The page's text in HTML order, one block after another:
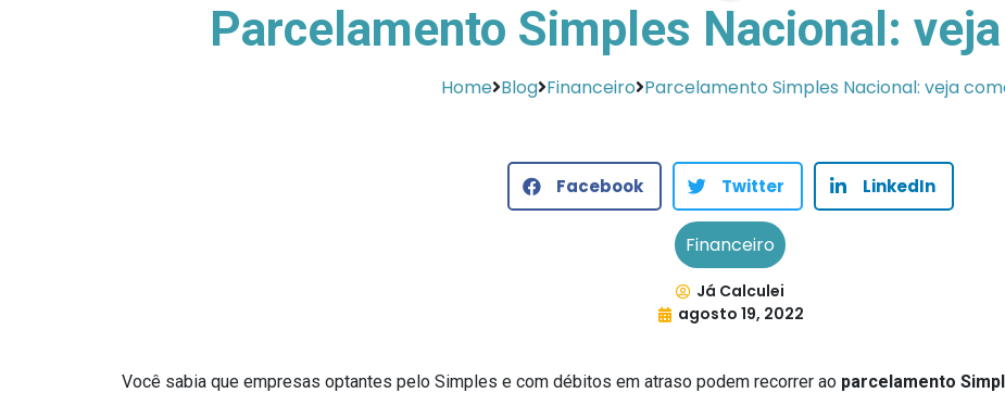
Parcelamento Simples Nacional:
Home Blog Financeiro Parcelamento Simples Nacional: veja
Facebook Twitter LinkedIn
Financeiro
Já Calculei
agosto 19, 2022
Você sabia que empresas optantes pelo Simples e com débitos em atraso podem recorrer ao parcelamento